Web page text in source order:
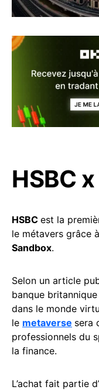
HSBC
HSBC est la
le métavers grâce
Sandbox.
Selon un article
banque
dans le monde
le metaverse sera
professionnels du
la finance.
L’achat fait partie